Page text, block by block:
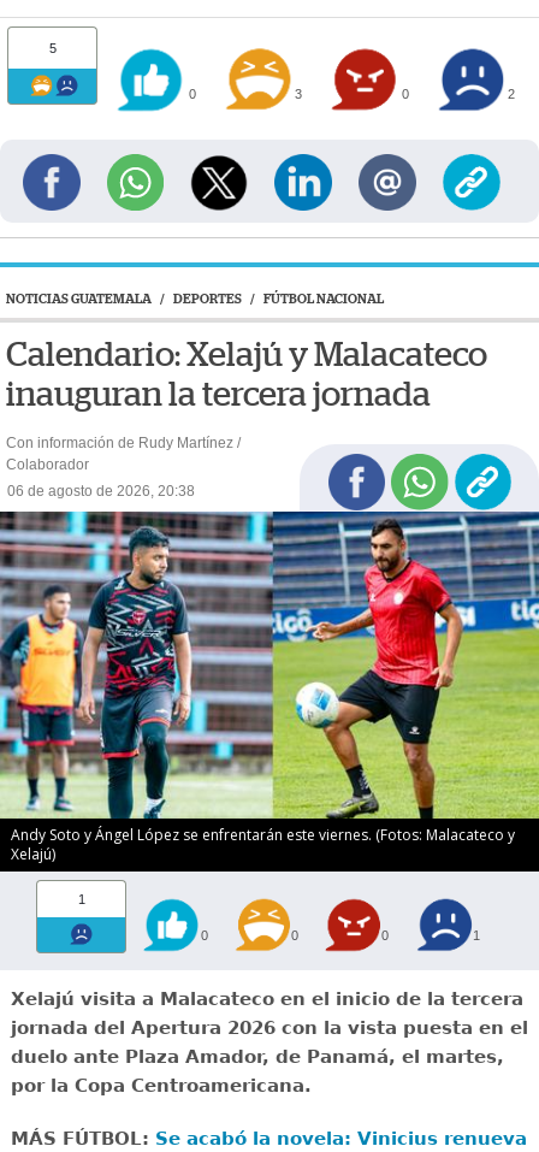
5
0 3 0 2
NOTICIAS GUATEMALA / DEPORTES / FÚTBOL NACIONAL
Calendario: Xelajú y Malacateco
inauguran la tercera jornada
Con información de Rudy Martínez /
Colaborador
06 de agosto de 2026, 20:38
Andy Soto y Ángel López se enfrentarán este viernes. (Fotos: Malacateco y
Xelajú)
1
0 0 0 1
Xelajú visita a Malacateco en el inicio de la tercera
jornada del Apertura 2026 con la vista puesta en el
duelo ante Plaza Amador, de Panamá, el martes,
por la Copa Centroamericana.
MÁS FÚTBOL: Se acabó la novela: Vinicius renueva